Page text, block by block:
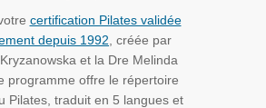
certification Pilates validée
depuis 1992 , créée par
et la Dre Melinda
programme offre le répertoire
Pilates, traduit en 5 langues et